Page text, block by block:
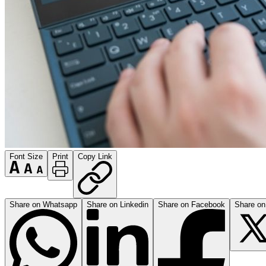
Font Size Print Copy Link
Share on Whatsapp Share on Linkedin Share on Facebook Share